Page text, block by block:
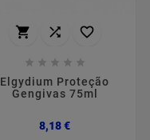
  
    
Elgydium Proteção
Gengivas 75ml
8,18 €Preço